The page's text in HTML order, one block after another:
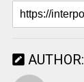
AUTHOR: